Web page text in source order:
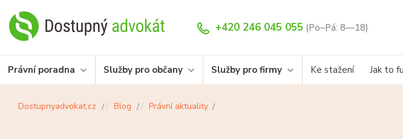
+420 246 045 055 (Po–Pá: 8—18)
Právní poradna Služby pro občany Služby pro firmy Ke stažení Jak to
Dostupnyadvokat.cz Blog Právní aktuality